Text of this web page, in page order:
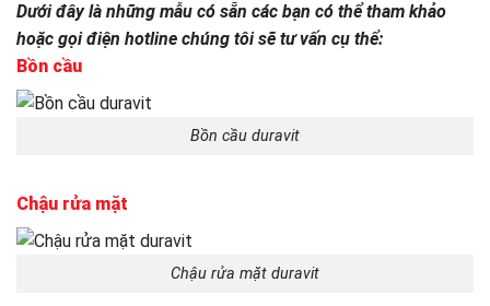
Dưới đây là những mẫu có sẵn các bạn có thể tham khảo
hoặc gọi điện hotline chúng tôi sẽ tư vấn cụ thể:
Bồn cầu
Bồn cầu duravit
Chậu rửa mặt
Chậu rửa mặt duravit